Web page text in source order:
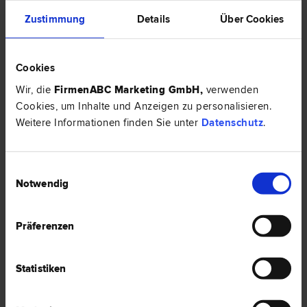
Zustimmung Details Über Cookies
Cookies
Wir, die FirmenABC Marketing GmbH, verwenden
Cookies, um Inhalte und Anzeigen zu personalisieren.
Weitere Informationen finden Sie unter Datenschutz.
Notwendig
Präferenzen
Statistiken
HIER ZUM ARTIKEL ›